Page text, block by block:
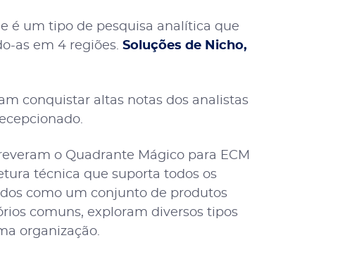
é um tipo de pesquisa analítica que
as em 4 regiões. Soluções de Nicho,
conquistar altas notas dos analistas
o Quadrante Mágico para ECM
técnica que suporta todos os
como um conjunto de produtos
comuns, exploram diversos tipos
organização.